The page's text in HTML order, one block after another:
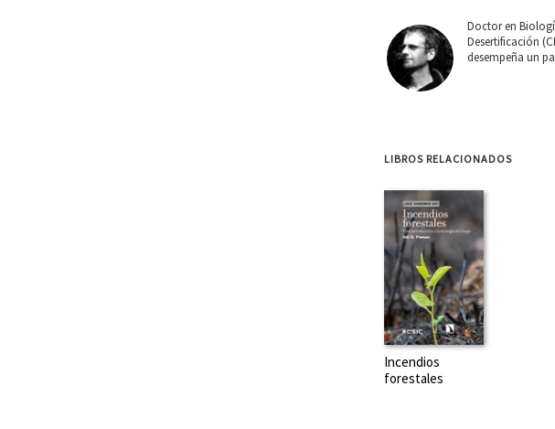
Doctor en
Desertificación
desempeña un
LIBROS RELACIONADOS
Incendios
forestales